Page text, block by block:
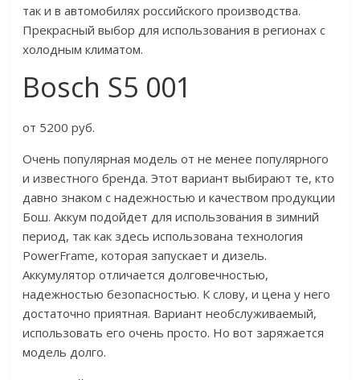
так и в автомобилях российского производства.
Прекрасный выбор для использования в регионах с
холодным климатом.
Bosch S5 001
от 5200 руб.
Очень популярная модель от не менее популярного
и известного бренда. Этот вариант выбирают те, кто
давно знаком с надежностью и качеством продукции
Бош. Аккум подойдет для использования в зимний
период, так как здесь использована технология
PowerFrame, которая запускает и дизель.
Аккумулятор отличается долговечностью,
надежностью безопасностью. К слову, и цена у него
достаточно приятная. Вариант необслуживаемый,
использовать его очень просто. Но вот заряжается
модель долго.